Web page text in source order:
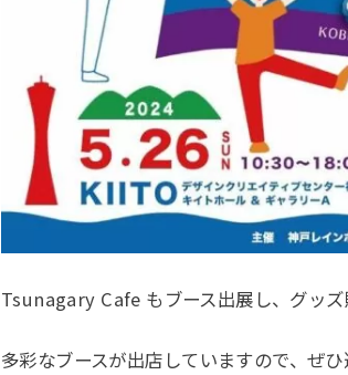
Tsunagary Cafe もブース出展し、グッ
多彩なブースが出店していますので、ぜ